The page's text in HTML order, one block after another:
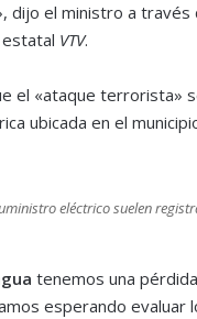
dijo el ministro a través
estatal VTV.
el «ataque terrorista»
ubicada en el
eléctrico suelen
tenemos una
esperando evaluar